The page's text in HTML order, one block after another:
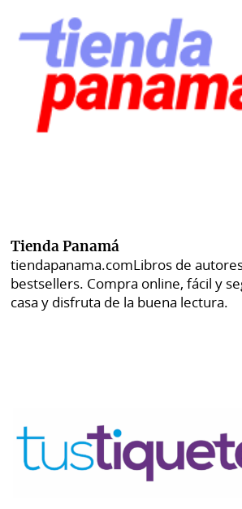
Tienda Panamá
tiendapanama.comLibros de
bestsellers. Compra online, fácil y
casa y disfruta de la buena lectura.